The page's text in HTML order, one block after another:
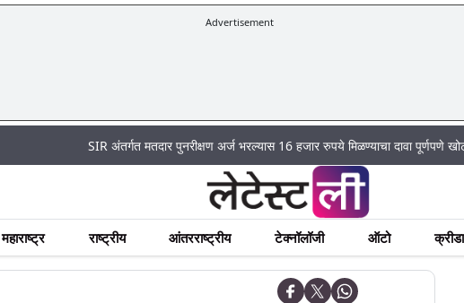
Advertisement
SIR अंतर्गत मतदार पुनरीक्षण अर्ज भरल्यास 16 हजार रुपये मिळण्याचा दावा पूर्णपणे खोटा|
महाराष्ट्र राष्ट्रीय आंतरराष्ट्रीय टेक्नॉलॉजी ऑटो क्रीडा